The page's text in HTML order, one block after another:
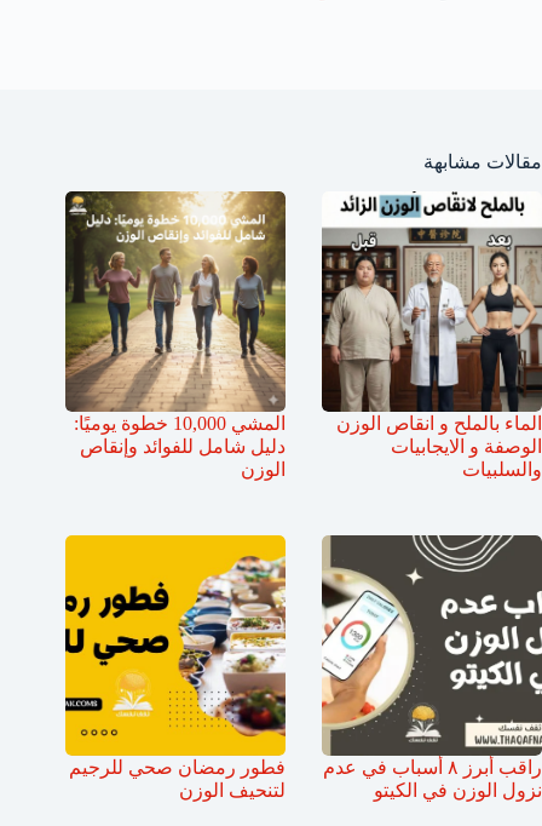
مقالات مشابهة
الماء بالملح و انقاص الوزن
الوصفة و الايجابيات
والسلبيات
المشي 10,000 خطوة يوميًا:
دليل شامل للفوائد وإنقاص
الوزن
راقب أبرز ٨ أسباب في عدم
نزول الوزن في الكيتو
فطور رمضان صحي للرجيم
لتنحيف الوزن